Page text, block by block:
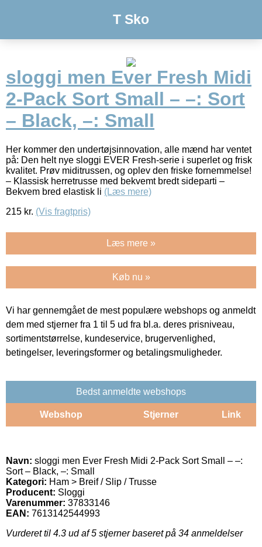
T Sko
sloggi men Ever Fresh Midi
2-Pack Sort Small – –: Sort
– Black, –: Small
Her kommer den undertøjsinnovation, alle mænd har ventet
på: Den helt nye sloggi EVER Fresh-serie i superlet og frisk
kvalitet. Prøv miditrussen, og oplev den friske fornemmelse!
– Klassisk herretrusse med bekvemt bredt sideparti –
Bekvem bred elastisk li (Læs mere)
215 kr. (Vis fragtpris)
Læs mere »
Køb nu »
Vi har gennemgået de mest populære webshops og anmeldt
dem med stjerner fra 1 til 5 ud fra bl.a. deres prisniveau,
sortimentstørrelse, kundeservice, brugervenlighed,
betingelser, leveringsformer og betalingsmuligheder.
Bedst anmeldte webshops
Webshop Stjerner Link
Navn: sloggi men Ever Fresh Midi 2-Pack Sort Small – –:
Sort – Black, –: Small
Kategori: Ham > Breif / Slip / Trusse
Producent: Sloggi
Varenummer: 37833146
EAN: 7613142544993
Vurderet til 4.3 ud af 5 stjerner baseret på 34 anmeldelser